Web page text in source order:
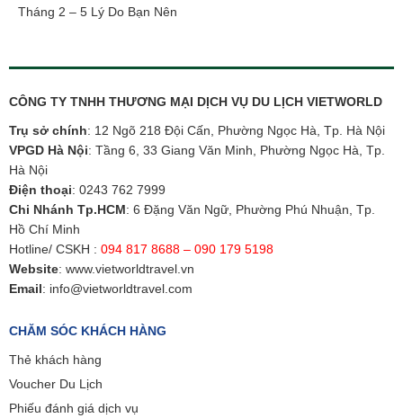
Tháng 2 – 5 Lý Do Bạn Nên
CÔNG TY TNHH THƯƠNG MẠI DỊCH VỤ DU LỊCH VIETWORLD
Trụ sở chính: 12 Ngõ 218 Đội Cấn, Phường Ngọc Hà, Tp. Hà Nội
VPGD Hà Nội: Tầng 6, 33 Giang Văn Minh, Phường Ngọc Hà, Tp.
Hà Nội
Điện thoại: 0243 762 7999
Chi Nhánh Tp.HCM: 6 Đặng Văn Ngữ, Phường Phú Nhuận, Tp.
Hồ Chí Minh
Hotline/ CSKH : 094 817 8688 – 090 179 5198
Website: www.vietworldtravel.vn
Email: info@vietworldtravel.com
CHĂM SÓC KHÁCH HÀNG
Thẻ khách hàng
Voucher Du Lịch
Phiếu đánh giá dịch vụ